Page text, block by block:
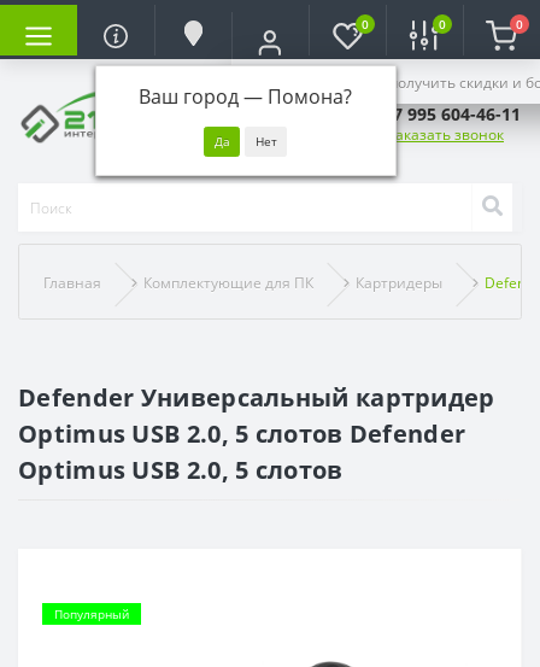
Ваш город — Помона?
Войдите, чтобы получить скидки и
0 0 0
+7 995 604-46-11
Заказать звонок
Главная Комплектующие для ПК Картридеры
Defender Универсальный картридер
Optimus USB 2.0, 5 слотов Defender
Optimus USB 2.0, 5 слотов
Популярный